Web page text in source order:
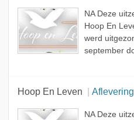
NA Deze
Hoop En
werd
september
Hoop En Leven
NA Deze